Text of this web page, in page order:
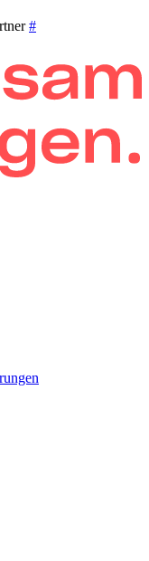
#